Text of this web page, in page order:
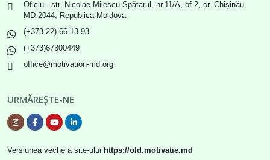
Oficiu - str. Nicolae Milescu Spătarul, nr.11/A, of.2, or. Chișinău,
MD-2044, Republica Moldova
(+373-22)-66-13-93
(+373)67300449
office@motivation-md.org
URMĂREȘTE-NE
Versiunea veche a site-ului https://old.motivatie.md